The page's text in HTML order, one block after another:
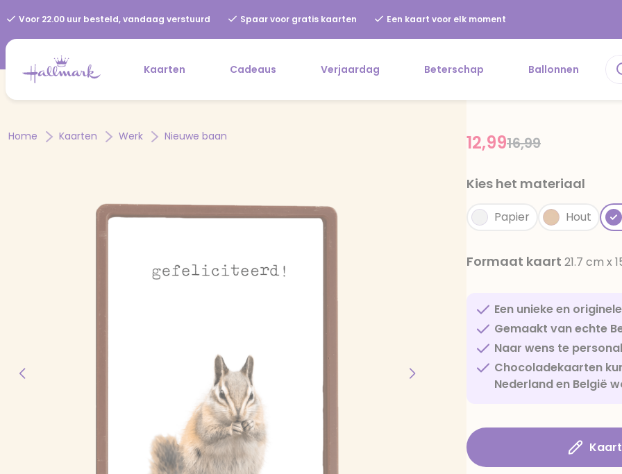
Voor 22.00 uur besteld, vandaag verstuurd Spaar voor gratis kaarten Een kaart voor elk moment
Kaarten Cadeaus Verjaardag Beterschap Ballonnen
Home Kaarten Werk Nieuwe baan Price reduced
16,99to
12,99
Kies het materiaal
Papier Hout
Formaat kaart 21.7 cm x
Een unieke en
Gemaakt van echte
Naar wens te
Chocoladekaarten
Nederland en België